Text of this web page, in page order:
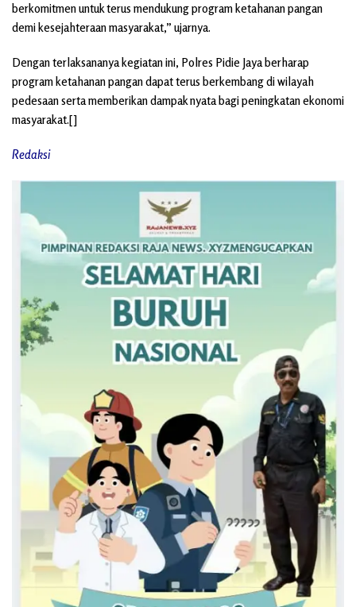
berkomitmen untuk terus mendukung program ketahanan pangan
demi kesejahteraan masyarakat,” ujarnya.
Dengan terlaksananya kegiatan ini, Polres Pidie Jaya berharap
program ketahanan pangan dapat terus berkembang di wilayah
pedesaan serta memberikan dampak nyata bagi peningkatan ekonomi
masyarakat.[]
Redaksi